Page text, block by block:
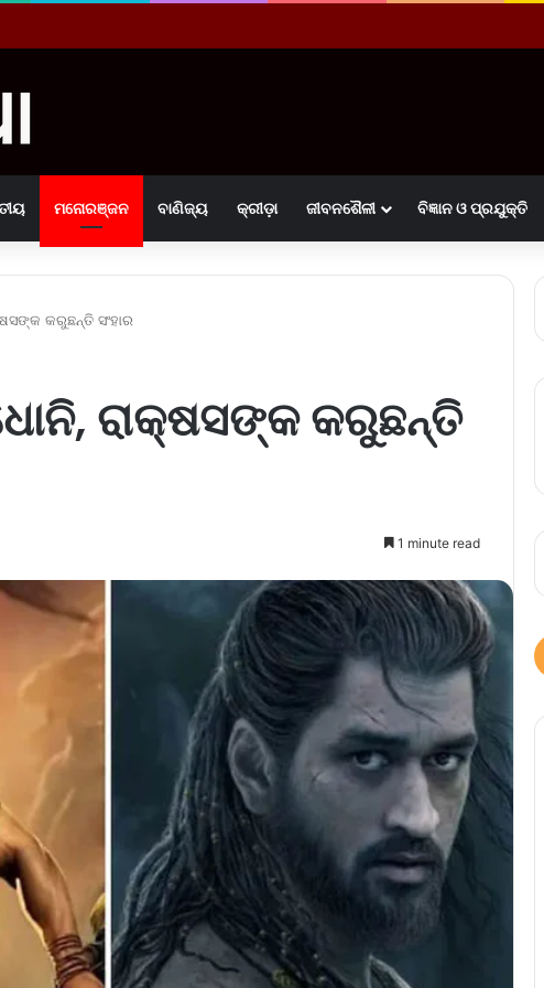
ମନୋରଞ୍ଜନ ବାଣିଜ୍ୟ କ୍ରୀଡ଼ା ଜୀବନଶୈଳୀ ବିଜ୍ଞାନ ଓ ପ୍ରଯୁକ୍ତି
କରୁଛନ୍ତି ସଂହାର
ରାକ୍ଷସଙ୍କ କରୁଛନ୍ତି
1 minute read